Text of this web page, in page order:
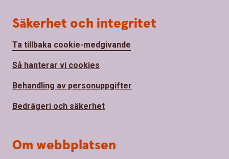
Säkerhet och integritet
Ta tillbaka cookie-medgivande
Så hanterar vi cookies
Behandling av personuppgifter
Bedrägeri och säkerhet
Om webbplatsen